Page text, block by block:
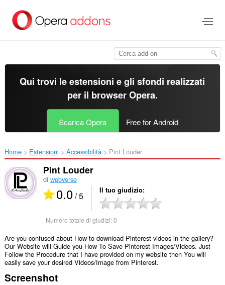
contenuto
Qui trovi le estensioni e gli sfondi realizzati
per il browser Opera.
Scarica Opera Free for Android
Home Estensioni Accessibilità Pint Louder‎
Pint Louder
di webverse
0.0/ 5 Il tuo giudizio
Numero totale di giudizi:0
Are you confused about How to download Pinterest videos in the gallery?
Our Website will Guide you How To Save Pinterest Images/Videos. Just
Follow the Procedure that I have provided on my website then You will
easily save your desired Videos/Image from Pinterest.
Screenshot